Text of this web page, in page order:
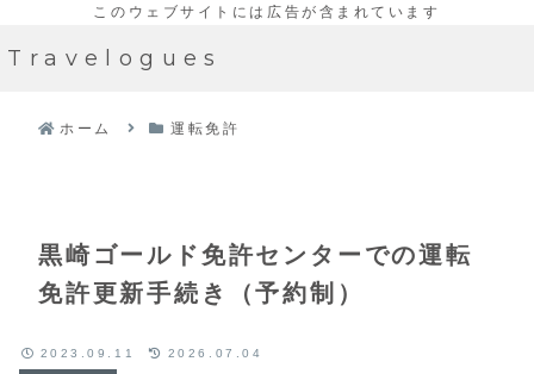
Travelogues
ホーム 運転免許
黒崎ゴールド免許センターでの運転
免許更新手続き（予約制）
2023.09.11 2026.07.04